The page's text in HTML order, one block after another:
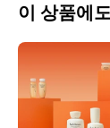
이 상품에